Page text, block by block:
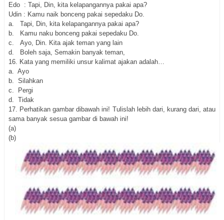
Edo : Tapi, Din, kita kelapangannya pakai apa?
Udin : Kamu naik bonceng pakai sepedaku Do.
a. Tapi, Din, kita kelapangannya pakai apa?
b. Kamu naku bonceng pakai sepedaku Do.
c. Ayo, Din. Kita ajak teman yang lain
d. Boleh saja, Semakin banyak teman,
16. Kata yang memiliki unsur kalimat ajakan adalah…
a. Ayo
b. Silahkan
c. Pergi
d. Tidak
17. Perhatikan gambar dibawah ini! Tulislah lebih dari, kurang dari, atau
sama banyak sesua gambar di bawah ini!
(a)
(b)